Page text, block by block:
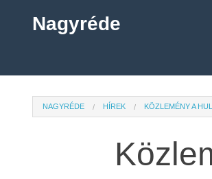
Nagyréde
NAGYRÉDE HÍREK KÖZLEMÉNY A